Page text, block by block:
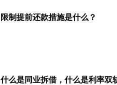
限制提前还款措施是什么？
什么是同业拆借，什么是利率双